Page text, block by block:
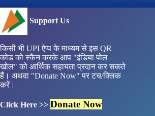
Support Us
किसी भी UPI ऐप्प के माध्यम से इस QR
कोड को स्कैन करके आप "इंडिया पोल
खोल" को आर्थिक सहायता प्रदान कर सकते
हैं। अथवा "Donate Now" पर टच/क्लिक
करें।
Click Here >> Donate Now